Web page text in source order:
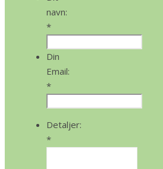
navn:
*
Din
Email:
*
Detaljer:
*